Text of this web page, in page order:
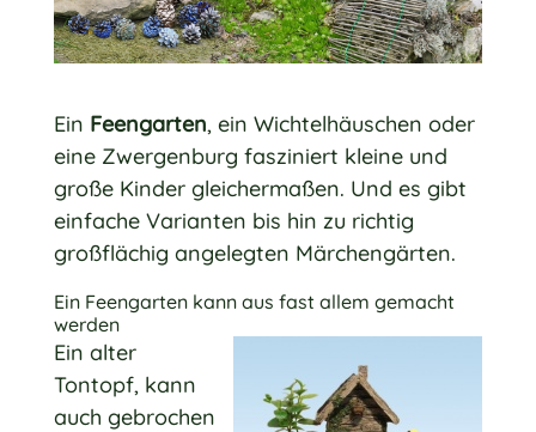
Ein Feengarten, ein Wichtelhäuschen oder
eine Zwergenburg fasziniert kleine und
große Kinder gleichermaßen. Und es gibt
einfache Varianten bis hin zu richtig
großflächig angelegten Märchengärten.
Ein Feengarten kann aus fast allem gemacht
werden
Ein alter
Tontopf, kann
auch gebrochen